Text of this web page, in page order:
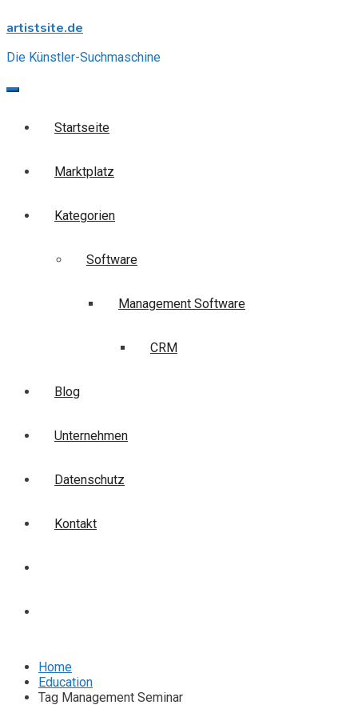
to
artistsite.de
Die Künstler-Suchmaschine
Startseite
Marktplatz
Kategorien
Software
Management Software
CRM
Blog
Unternehmen
Datenschutz
Kontakt
Home
Education
Tag Management Seminar